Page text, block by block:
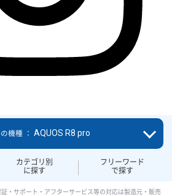
カテゴリ別
に探す
フリーワード
で探す
機種 ： AQUOS R8 pro
・サポート・アフターサービス等の対応は製造元・販売